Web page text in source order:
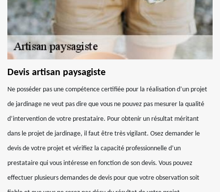
Devis artisan paysagiste
Ne posséder pas une compétence certifiée pour la réalisation d’un projet
de jardinage ne veut pas dire que vous ne pouvez pas mesurer la qualité
d’intervention de votre prestataire. Pour obtenir un résultat méritant
dans le projet de jardinage, il faut être très vigilant. Osez demander le
devis de votre projet et vérifiez la capacité professionnelle d’un
prestataire qui vous intéresse en fonction de son devis. Vous pouvez
effectuer plusieurs demandes de devis pour que votre observation soit